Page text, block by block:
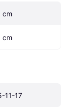
cm
cm
11-17